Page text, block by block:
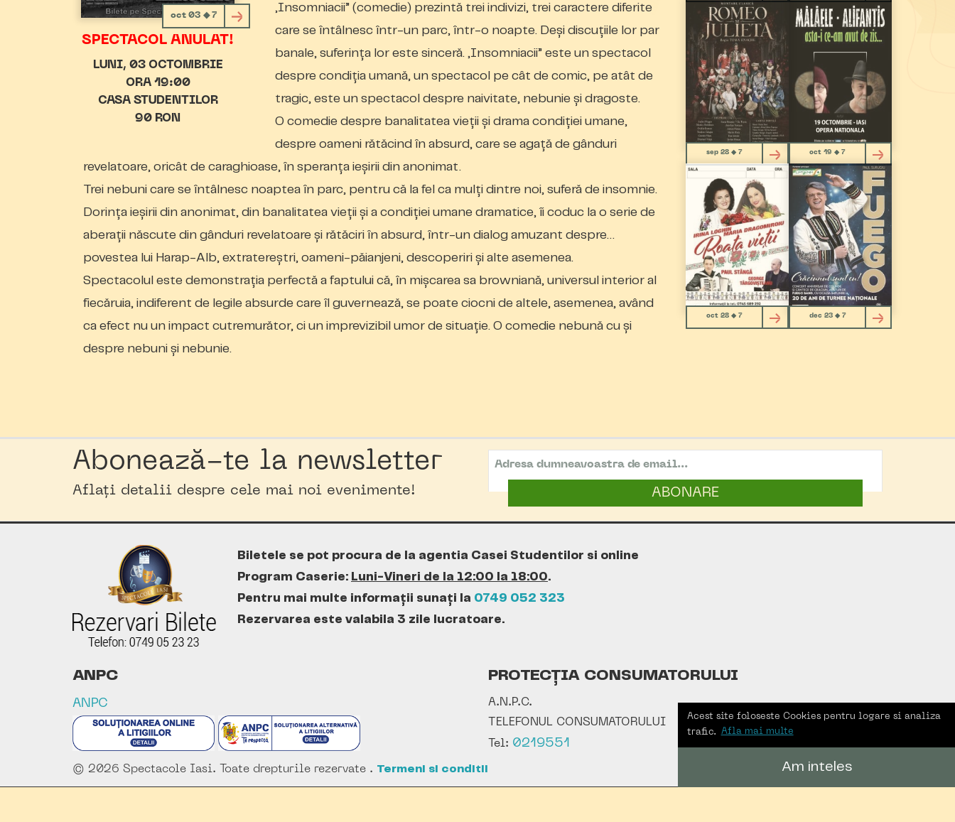
Acest site foloseste Cookies pentru logare si analiza
trafic.
Afla mai multe
Am inteles
oct 03 ◆ 7
SPECTACOL ANULAT!
LUNI 03 OCTOMBRIE
ORA 19:00
CASA STUDENTILOR
90 RON
„Insomniacii” (comedie) prezintă trei indivizi, trei caractere diferite
care se întâlnesc într-un parc, într-o noapte. Deşi discuţiile lor par
banale, suferința lor este sinceră. „Insomniacii” este un spectacol
despre condiţia umană, un spectacol pe cât de comic, pe atât de
tragic, este un spectacol despre naivitate, nebunie și dragoste.
O comedie despre banalitatea vieții și drama condiției umane,
despre oameni rătăcind în absurd, care se agață de gânduri
revelatoare, oricât de caraghioase, în speranța ieșirii din anonimat.
Trei nebuni care se întâlnesc noaptea în parc, pentru că la fel ca mulţi dintre noi, suferă de insomnie.
Dorinţa ieşirii din anonimat, din banalitatea vieţii şi a condiţiei umane dramatice, îi coduc la o serie de
aberaţii născute din gânduri revelatoare şi rătăciri în absurd, într-un dialog amuzant despre…
povestea lui Harap-Alb, extratereştri, oameni-păianjeni, descoperiri şi alte asemenea.
Spectacolul este demonstrația perfectă a faptului că, în mișcarea sa browniană, universul interior al
fiecăruia, indiferent de legile absurde care îl guvernează, se poate ciocni de altele, asemenea, având
ca efect nu un impact cutremurător, ci un imprevizibil umor de situație. O comedie nebună cu și
despre nebuni și nebunie.
sep 28 ◆ 7 oct 19 ◆ 7
oct 28 ◆ 7 dec 23 ◆ 7
Abonează-te la newsletter
Aflați detalii despre cele mai noi evenimente! ABONARE
Biletele se pot procura de la agentia Casei Studentilor si online
Program Caserie: Luni-Vineri de la 12:00 la 18:00.
Pentru mai multe informații sunați la 0749 052 323
Rezervarea este valabila 3 zile lucratoare.
ANPC
ANPC
PROTECȚIA CONSUMATORULUI
A.N.P.C.
TELEFONUL CONSUMATORULUI
Tel: 0219551
© 2026 Spectacole Iasi. Toate drepturile rezervate . Termeni si conditii